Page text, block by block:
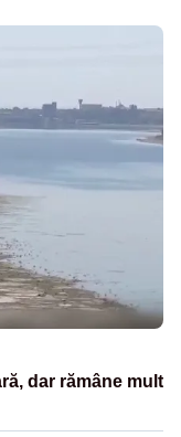
dar rămâne mult